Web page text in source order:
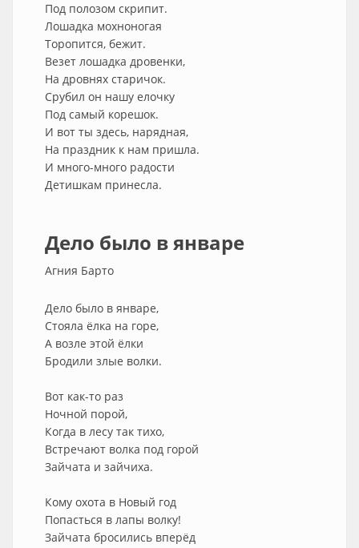
Под полозом скрипит.
Лошадка мохноногая
Торопится, бежит.
Везет лошадка дровенки,
На дровнях старичок.
Срубил он нашу елочку
Под самый корешок.
И вот ты здесь, нарядная,
На праздник к нам пришла.
И много-много радости
Детишкам принесла.
Дело было в январе
Агния Барто
Дело было в январе,
Стояла ёлка на горе,
А возле этой ёлки
Бродили злые волки.
Вот как-то раз
Ночной порой,
Когда в лесу так тихо,
Встречают волка под горой
Зайчата и зайчиха.
Кому охота в Новый год
Попасться в лапы волку!
Зайчата бросились вперёд